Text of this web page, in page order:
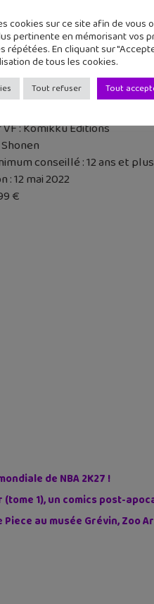
:
NIWA Rhythm et KATTO
: Komikku Editions
conseillé : 12 ans et plus
: 12 mai 2022
€
de NBA 2K27 !
(tome 1), un comics post-
au musée Grévin, Zoo
cookies sur ce site afin de vous
pertinente en mémorisant vos
répétées. En cliquant sur
de tous les cookies.
Tout refuser Tout